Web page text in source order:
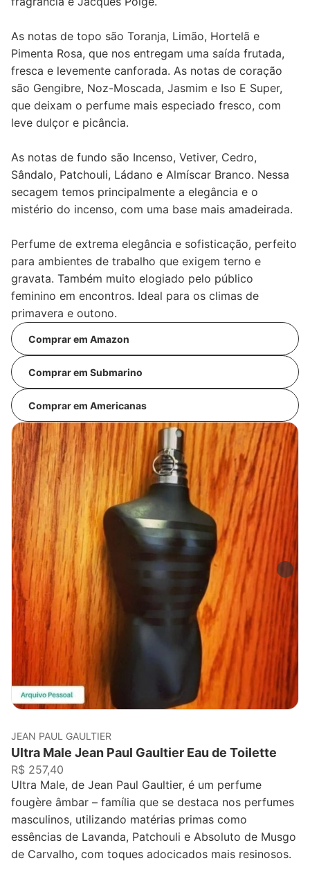
As notas de topo são Toranja, Limão, Hortelã e
Pimenta Rosa, que nos entregam uma saída frutada,
fresca e levemente canforada. As notas de coração
são Gengibre, Noz-Moscada, Jasmim e Iso E Super,
que deixam o perfume mais especiado fresco, com
leve dulçor e picância.
As notas de fundo são Incenso, Vetiver, Cedro,
Sândalo, Patchouli, Ládano e Almíscar Branco. Nessa
secagem temos principalmente a elegância e o
mistério do incenso, com uma base mais amadeirada.
Perfume de extrema elegância e sofisticação, perfeito
para ambientes de trabalho que exigem terno e
gravata. Também muito elogiado pelo público
feminino em encontros. Ideal para os climas de
primavera e outono.
Comprar em Amazon
Comprar em Submarino
Comprar em Americanas
JEAN PAUL GAULTIER
Ultra Male Jean Paul Gaultier Eau de Toilette
R$ 257,40
Ultra Male, de Jean Paul Gaultier, é um perfume
fougère âmbar – família que se destaca nos perfumes
masculinos, utilizando matérias primas como
essências de Lavanda, Patchouli e Absoluto de Musgo
de Carvalho, com toques adocicados mais resinosos.